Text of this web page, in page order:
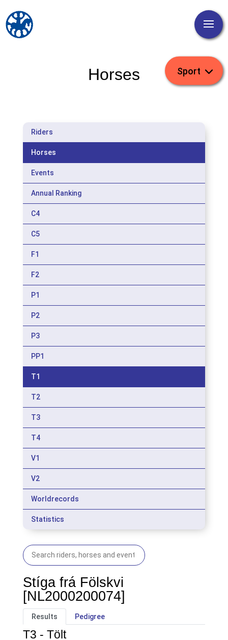
Horses
Riders
Horses
Events
Annual Ranking
C4
C5
F1
F2
P1
P2
P3
PP1
T1
T2
T3
T4
V1
V2
Worldrecords
Statistics
Stíga frá Fölskvi
[NL2000200074]
Results Pedigree
T3 - Tölt